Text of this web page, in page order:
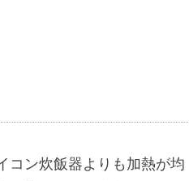
コン炊飯器よりも加熱が均